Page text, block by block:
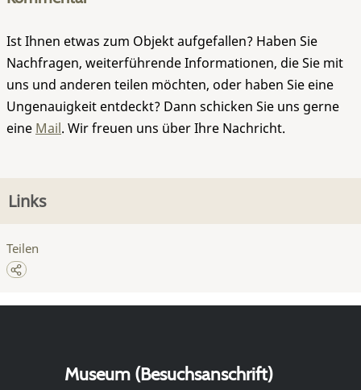
Ist Ihnen etwas zum Objekt aufgefallen? Haben Sie
Nachfragen, weiterführende Informationen, die Sie mit
uns und anderen teilen möchten, oder haben Sie eine
Ungenauigkeit entdeckt? Dann schicken Sie uns gerne
eine Mail. Wir freuen uns über Ihre Nachricht.
Links
Teilen
Museum (Besuchsanschrift)